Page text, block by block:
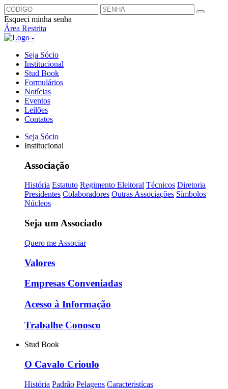
Esqueci minha senha
Área Restrita
Seja Sócio
Institucional
Stud Book
Formulários
Notícias
Eventos
Leilões
Contatos
Seja Sócio
Institucional
Associação
História Estatuto Regimento Eleitoral Técnicos Diretoria
Presidentes Colaboradores Outras Associações Símbolos
Núcleos
Seja um Associado
Quero me Associar
Valores
Empresas Conveniadas
Acesso à Informação
Trabalhe Conosco
Stud Book
O Cavalo Crioulo
História Padrão Pelagens Caracteristícas